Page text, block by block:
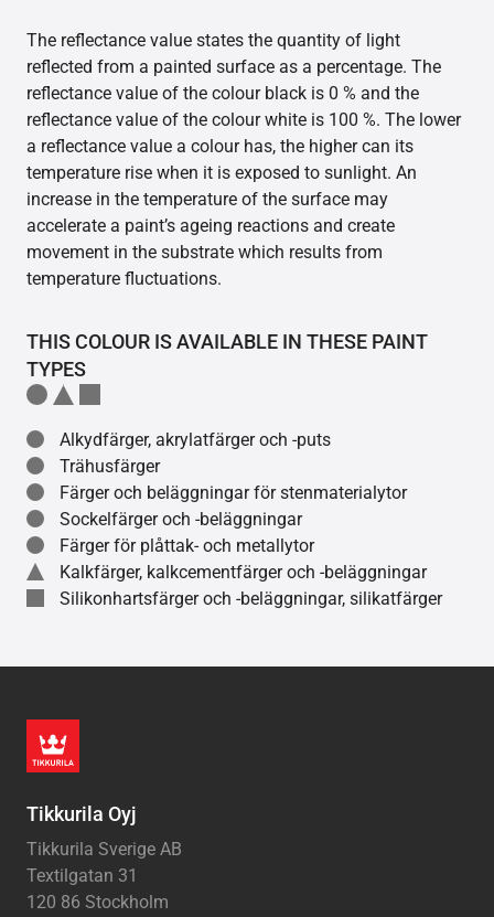
The reflectance value states the quantity of light
reflected from a painted surface as a percentage. The
reflectance value of the colour black is 0 % and the
reflectance value of the colour white is 100 %. The lower
a reflectance value a colour has, the higher can its
temperature rise when it is exposed to sunlight. An
increase in the temperature of the surface may
accelerate a paint’s ageing reactions and create
movement in the substrate which results from
temperature fluctuations.
THIS COLOUR IS AVAILABLE IN THESE PAINT
TYPES
Alkydfärger, akrylatfärger och -puts
Trähusfärger
Färger och beläggningar för stenmaterialytor
Sockelfärger och -beläggningar
Färger för plåttak- och metallytor
Kalkfärger, kalkcementfärger och -beläggningar
Silikonhartsfärger och -beläggningar, silikatfärger
Tikkurila Oyj
Tikkurila Sverige AB
Textilgatan 31
120 86 Stockholm